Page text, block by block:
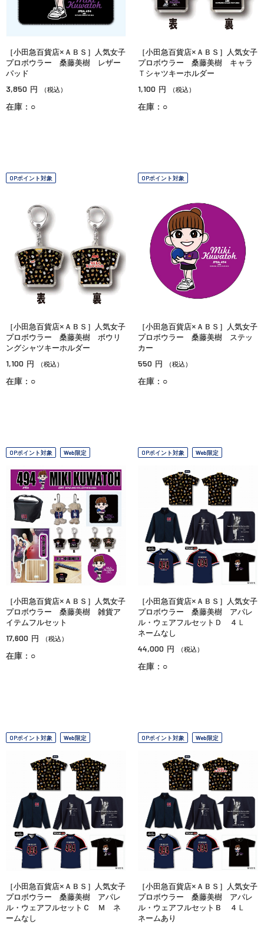
［小田急百貨店×ＡＢＳ］人気女子
プロボウラー 桑藤美樹 レザー
パッド
3,850 円 （税込）
在庫：○
［小田急百貨店×ＡＢＳ］人気女子
プロボウラー 桑藤美樹 キャラ
Ｔシャツキーホルダー
1,100 円 （税込）
在庫：○
OPポイント対象
［小田急百貨店×ＡＢＳ］人気女子
プロボウラー 桑藤美樹 ボウリ
ングシャツキーホルダー
1,100 円 （税込）
在庫：○
OPポイント対象
［小田急百貨店×ＡＢＳ］人気女子
プロボウラー 桑藤美樹 ステッ
カー
550 円 （税込）
在庫：○
OPポイント対象 Web限定
［小田急百貨店×ＡＢＳ］人気女子
プロボウラー 桑藤美樹 雑貨ア
イテムフルセット
17,600 円 （税込）
在庫：○
OPポイント対象 Web限定
［小田急百貨店×ＡＢＳ］人気女子
プロボウラー 桑藤美樹 アパレ
ル・ウェアフルセットＤ ４Ｌ
ネームなし
44,000 円 （税込）
在庫：○
OPポイント対象 Web限定
［小田急百貨店×ＡＢＳ］人気女子
プロボウラー 桑藤美樹 アパレ
ル・ウェアフルセットＣ Ｍ ネ
ームなし
OPポイント対象 Web限定
［小田急百貨店×ＡＢＳ］人気女子
プロボウラー 桑藤美樹 アパレ
ル・ウェアフルセットＢ ４Ｌ
ネームあり